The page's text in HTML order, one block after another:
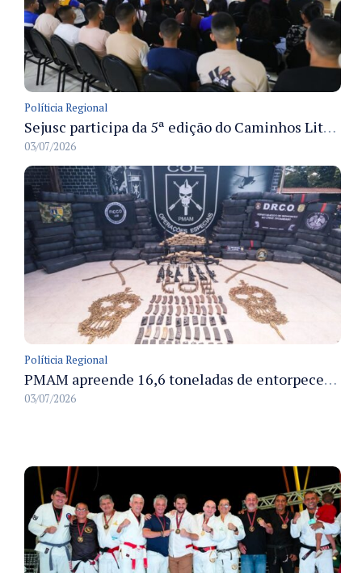
Políticia Regional
Sejusc participa da 5ª edição do Caminhos Literários com foco na cultura hip-hop nas unidades socioeducativas
03/07/2026
Políticia Regional
PMAM apreende 16,6 toneladas de entorpecentes e registra aumento nas prisões em flagrante e nas capturas de foragidos no primeiro semestre de 2026
03/07/2026